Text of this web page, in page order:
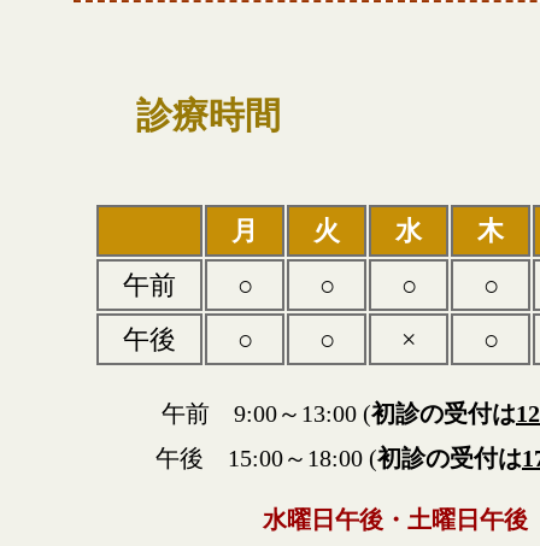
診療時間
月 火 水
木
午前
○ ○ ○
○
午後
○ ○ × ○
午前 9:00～13:00 (初診の受付は
午後 15:00～18:00 (初診の受付は
水曜日午後・土曜日午後
2026-04-30 令和8年 ゴールデンウィ
診療について
2026-03-19
令和8年3月22日 休日当番